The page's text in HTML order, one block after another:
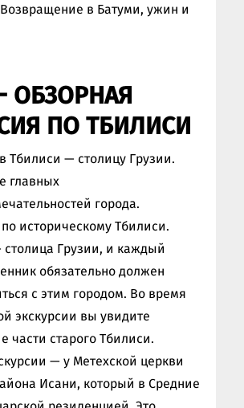
в Батуми, ужин и
ОБЗОРНАЯ
ПО ТБИЛИСИ
Тбилиси — столицу Грузии.
главных
города.
историческому Тбилиси.
Грузии, и каждый
обязательно должен
с этим городом. Во время
экскурсии вы увидите
части старого Тбилиси.
— у Метехской церкви
Исани, который в Средние